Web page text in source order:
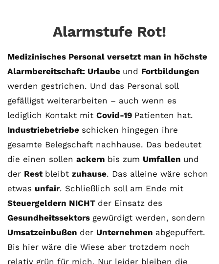
Alarmstufe Rot!
Medizinisches Personal versetzt man in höchste
Alarmbereitschaft: Urlaube und Fortbildungen
werden gestrichen. Und das Personal soll
gefälligst weiterarbeiten – auch wenn es
lediglich Kontakt mit Covid-19 Patienten hat.
Industriebetriebe schicken hingegen ihre
gesamte Belegschaft nachhause. Das bedeutet
die einen sollen ackern bis zum Umfallen und
der Rest bleibt zuhause. Das alleine wäre schon
etwas unfair. Schließlich soll am Ende mit
Steuergeldern NICHT der Einsatz des
Gesundheitssektors gewürdigt werden, sondern
Umsatzeinbußen der Unternehmen abgepuffert.
Bis hier wäre die Wiese aber trotzdem noch
relativ grün für mich. Nur leider bleiben die